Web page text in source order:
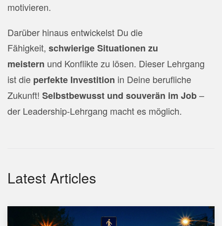
motivieren.
Darüber hinaus entwickelst Du die
Fähigkeit, schwierige Situationen zu
meistern und Konflikte zu lösen. Dieser Lehrgang
ist die perfekte Investition in Deine berufliche
Zukunft! Selbstbewusst und souverän im Job–
der Leadership-Lehrgang macht es möglich.
Latest Articles